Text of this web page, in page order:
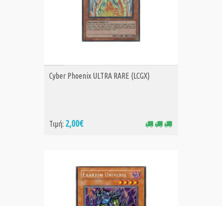
ΑΓΟΡΑ
Cyber Phoenix ULTRA RARE (LCGX)
Τιμή: 2,00€